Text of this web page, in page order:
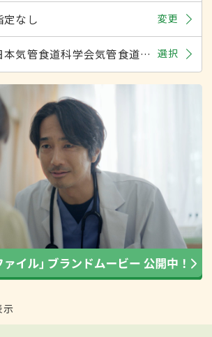
定なし 変更
日本気管食道科学会気管食道科専門医 選択
示